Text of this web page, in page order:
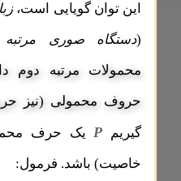
این توان گویایی است،
(دستگاه صوری مرتبه
محمولات مرتبه دوم
حروف محمولی (نیز
گیریم Pیک حرف
خاصیت) باشد. فرمول: